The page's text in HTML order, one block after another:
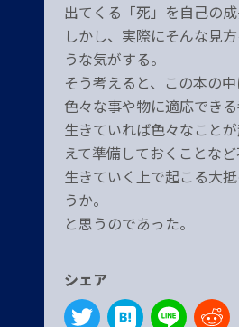
出てくる「死」を自己の
しかし、実際にそんな見
うな気がする。
そう考えると、この本の
色々な事や物に適応できる
生きていれば色々なこと
えて準備しておくことなど
生きていく上で起こる大
うか。
と思うのであった。
シェア